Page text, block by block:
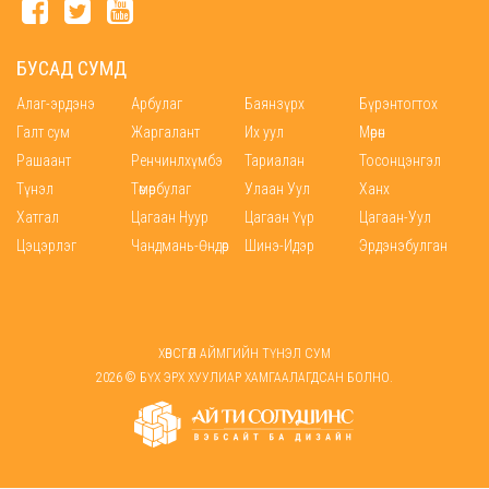
БУСАД СУМД
Алаг-эрдэнэ Арбулаг Баянзүрх
Бүрэнтогтох
Галт сум
Жаргалант Их уул
Мөрөн
Рашаант
Ренчинлхүмбэ Тариалан
Тосонцэнгэл
Түнэл
Төмөрбулаг Улаан Уул
Ханх
Хатгал
Цагаан Нуур Цагаан Үүр
Цагаан-Уул
Цэцэрлэг
Чандмань-Өндөр Шинэ-Идэр Эрдэнэбулган
ХӨВСГӨЛ АЙМГИЙН ТҮНЭЛ СУМ
2026 © БҮХ ЭРХ ХУУЛИАР ХАМГААЛАГДСАН БОЛНО.